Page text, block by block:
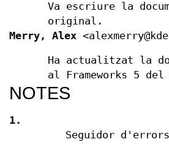
Va escriure la
original.
Merry, Alex
Ha actualitzat la
al Frameworks 5 del
NOTES
1.
Seguidor